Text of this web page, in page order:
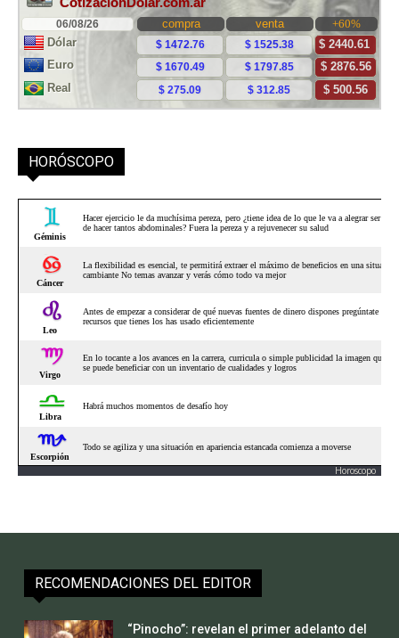
HORÓSCOPO
Horoscopo
RECOMENDACIONES DEL EDITOR
“Pinocho”: revelan el primer adelanto del